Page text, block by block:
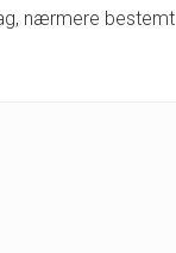
nærmere bestemt